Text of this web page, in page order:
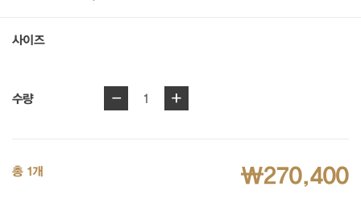
사이즈
수량 - 1 +
총 1개 ₩270,400